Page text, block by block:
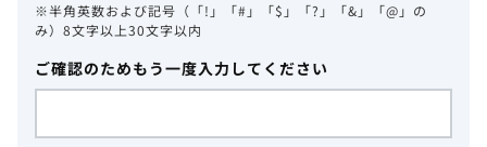
※半角英数および記号（「!」「#」「$」「?」「&」「@」の
み）8文字以上30文字以内
ご確認のためもう一度入力してください